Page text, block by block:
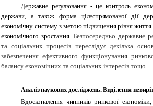
Державне регулювання - це контроль
держави, а також форма цілеспрямованої дії
економічну систему з метою підвищення рівня життя
економічного зростання. Безпосередньо державне
та соціальних процесів переслідує декілька
забезпечення ефективного функціонування
балансу економічних та соціальних інтересів тощо.
Аналіз наукових досліджень. Виділення
Вдосконалення чинників ринкової